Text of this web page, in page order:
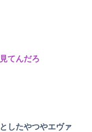
てんだろ
したやつやエヴァ